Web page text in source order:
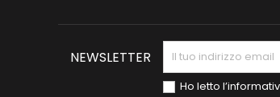
NEWSLETTER
Ho letto